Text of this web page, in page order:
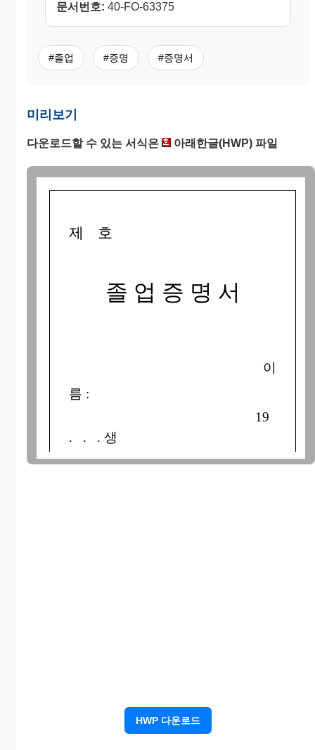
문서번호: 40-FO-63375
#졸업 #증명 #증명서
미리보기
다운로드할 수 있는 서식은 아래한글(HWP) 파일
제 호
졸 업 증 명 서
이
름 :
19
. . . 생
HWP 다운로드